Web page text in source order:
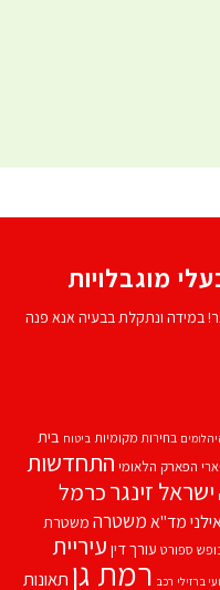
מוגבלויות
במידה ונתקלת בבעיה אנא פנה
בחירות מקומיות ביטוח בית
הפארק הלאומי התחדשות
ישראל זינגרכרמל
מד''אמשטרה משטרת
נופש ספורט עורך דין עיריית
ברזילי רכב רמת גן תאונות